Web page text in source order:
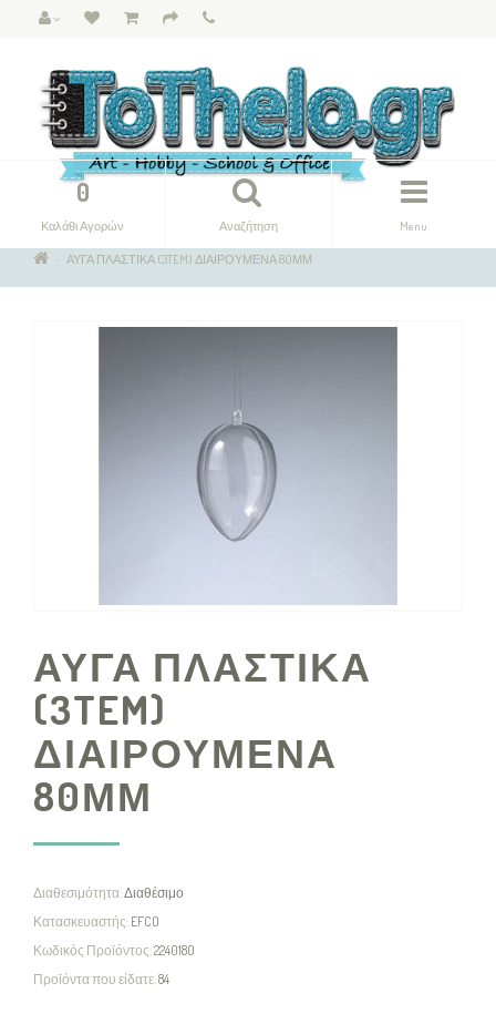
Menu
Αναζήτηση
0
Καλάθι Αγορών
ΑΥΓΑ ΠΛΑΣΤΙΚΑ (3TEM) ΔΙΑΙΡΟΥΜΕΝΑ 80ΜΜ
ΑΥΓΑ ΠΛΑΣΤΙΚΑ
(3TEM)
ΔΙΑΙΡΟΥΜΕΝΑ
80ΜΜ
Διαθεσιμότητα:Διαθέσιμο
Κατασκευαστής: EFCO
Κωδικός Προϊόντος:2240180
Προϊόντα που είδατε:84